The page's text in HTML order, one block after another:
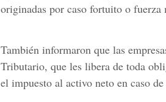
originadas por caso fortuito o fuerza
También informaron que las
Tributario, que les libera de toda
el impuesto al activo neto en caso